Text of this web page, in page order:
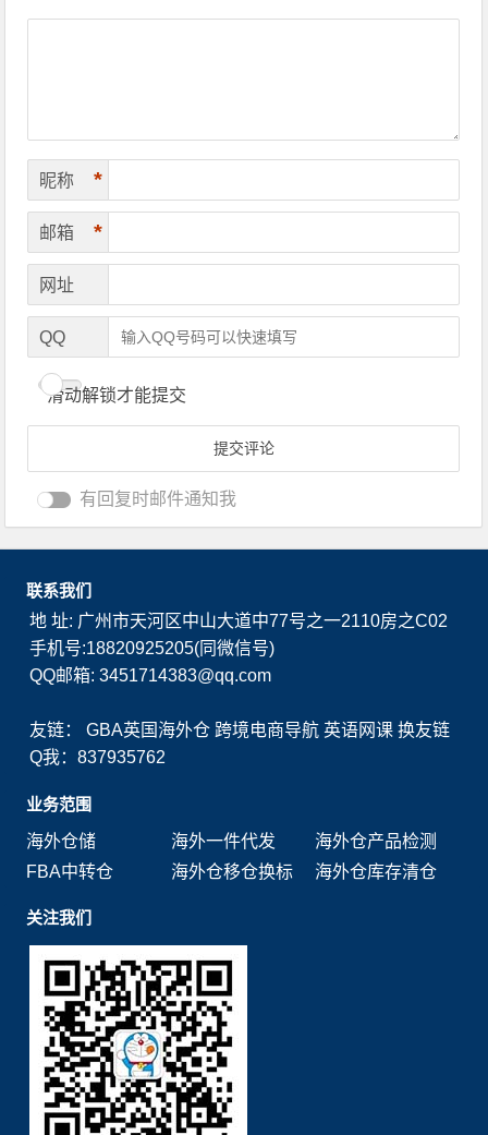
昵称 *
邮箱 *
网址
QQ
滑动解锁才能提交
有回复时邮件通知我
联系我们
地 址: 广州市天河区中山大道中77号之一2110房之C02
手机号:18820925205(同微信号)
QQ邮箱: 3451714383@qq.com
友链：GBA英国海外仓 跨境电商导航 英语网课 换友链
Q我：837935762
业务范围
海外仓储
海外一件代发
海外仓产品检测
FBA中转仓
海外仓移仓换标 海外仓库存清仓
关注我们